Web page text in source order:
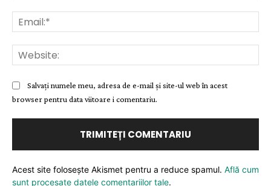
Salvați numele meu, adresa de e-mail și site-ul web în acest
browser pentru data viitoare i comentariu.
Acest site folosește Akismet pentru a reduce spamul. Află cum
sunt procesate datele comentariilor tale.